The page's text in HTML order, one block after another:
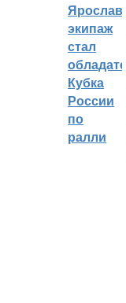
экипаж
стал
Кубка
России
по
ралли